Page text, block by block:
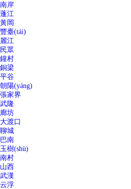
南岸
蓬江
黃岡
豐臺(tái)
麗江
民眾
鐘村
銅梁
平谷
朝陽(yáng)
張家界
武隆
廊坊
大渡口
聊城
巴南
玉樹(shù)
南村
山西
武漢
云浮